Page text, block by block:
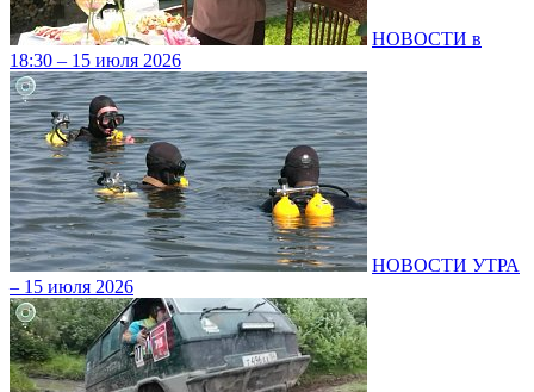
НОВОСТИ в
18:30 – 15 июля 2026
НОВОСТИ УТРА
– 15 июля 2026